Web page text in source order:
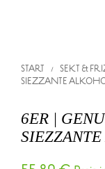
START / SEKT &
SIEZZANTE
6ER |